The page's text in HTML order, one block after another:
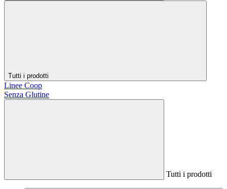
Tutti i prodotti
Linee Coop
Senza Glutine
Tutti i prodotti